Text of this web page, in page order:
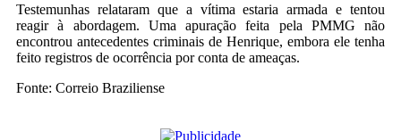
Testemunhas relataram que a vítima estaria armada e tentou
reagir à abordagem. Uma apuração feita pela PMMG não
encontrou antecedentes criminais de Henrique, embora ele tenha
feito registros de ocorrência por conta de ameaças.
Fonte: Correio Braziliense